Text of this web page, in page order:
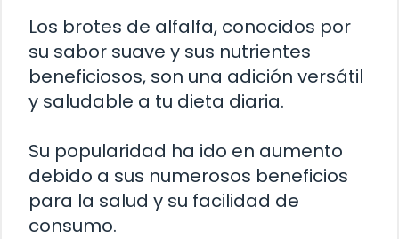
Los brotes de alfalfa, conocidos por
su sabor suave y sus nutrientes
beneficiosos, son una adición versátil
y saludable a tu dieta diaria.
Su popularidad ha ido en aumento
debido a sus numerosos beneficios
para la salud y su facilidad de
consumo.